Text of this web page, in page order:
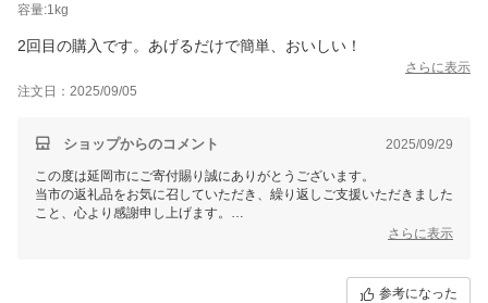
容量:1kg
2回目の購入です。あげるだけで簡単、おいしい！
さらに表示
注文日：2025/09/05
ショップからのコメント 2025/09/29
この度は延岡市にご寄付賜り誠にありがとうございます。
当市の返礼品をお気に召していただき、繰り返しご支援いただきました
こと、心より感謝申し上げます。
お届けした返礼品を美味しくお召し上がりいただき嬉しく思います。
さらに表示
参考になった